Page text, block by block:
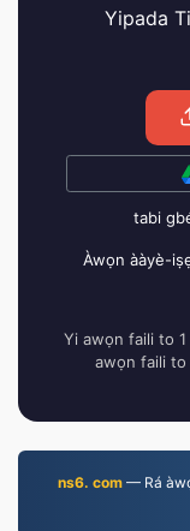
Yipada
tabi
Àwọn ààyè-
Yi awọn faili to
awọn faili to
ns6. com — Rá